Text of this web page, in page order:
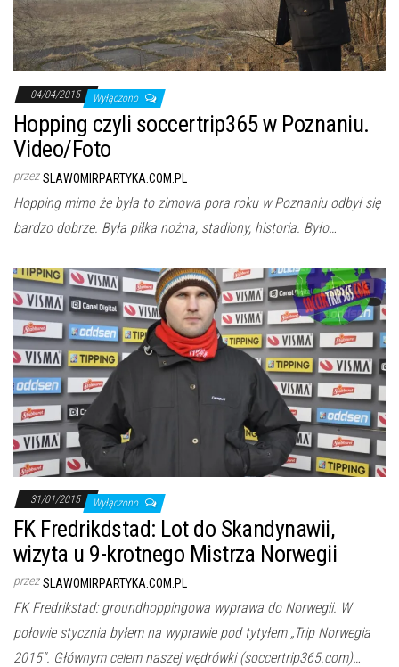
04/04/2015 Wyłączono
Hopping czyli soccertrip365 w Poznaniu.
Video/Foto
przez SLAWOMIRPARTYKA.COM.PL
Hopping mimo że była to zimowa pora roku w Poznaniu odbył się
bardzo dobrze. Była piłka nożna, stadiony, historia. Było…
31/01/2015 Wyłączono
FK Fredrikdstad: Lot do Skandynawii,
wizyta u 9-krotnego Mistrza Norwegii
przez SLAWOMIRPARTYKA.COM.PL
FK Fredrikstad: groundhoppingowa wyprawa do Norwegii. W
połowie stycznia byłem na wyprawie pod tytyłem „Trip Norwegia
2015″. Głównym celem naszej wędrówki (soccertrip365.com)…